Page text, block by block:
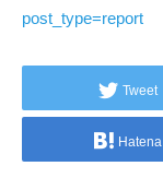
post_type=report
Tweet
Hatena